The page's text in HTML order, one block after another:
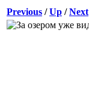
Previous /Up /Next